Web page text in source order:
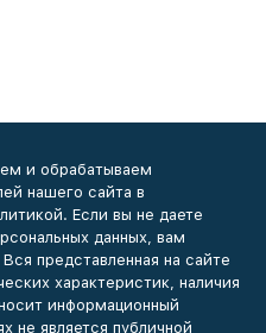
и обрабатываем
нашего сайта в
Если вы не даете
данных, вам
представленная на сайте
характеристик, наличия
информационный
не является публичной